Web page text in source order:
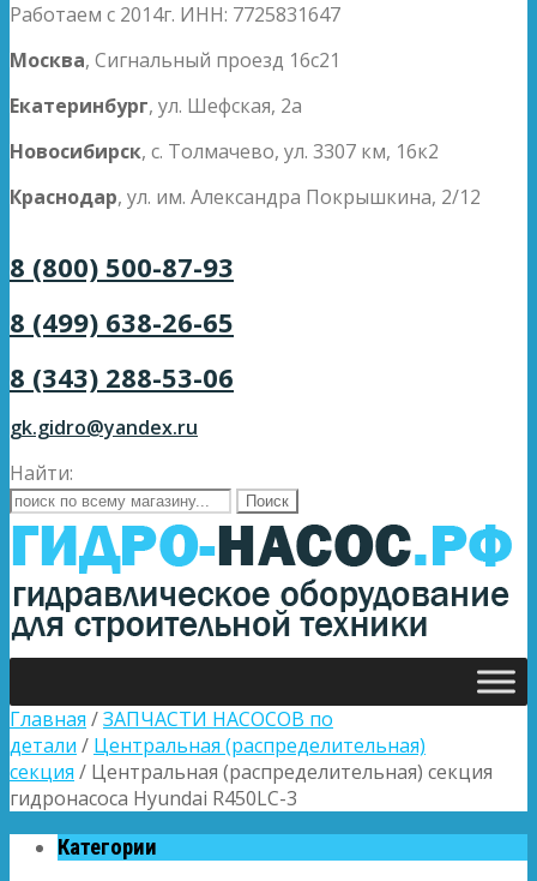
Работаем с 2014г. ИНН: 7725831647
Москва, Сигнальный проезд 16с21
Екатеринбург, ул. Шефская, 2а
Новосибирск, с. Толмачево, ул. 3307 км, 16к2
Краснодар, ул. им. Александра Покрышкина, 2/12
8 (800) 500-87-93
8 (499) 638-26-65
8 (343) 288-53-06
gk.gidro@yandex.ru
Найти:
Главная /ЗАПЧАСТИ НАСОСОВ по
детали / Центральная (распределительная)
секция / Центральная (распределительная) секция
гидронасоса Hyundai R450LC-3
Категории